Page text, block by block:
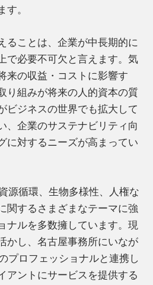
。
ることは、企業が中長期的に
で必要不可欠と言えます。気
来の収益・コストに影響す
り組みが将来の人的資本の質
ビジネスの世界でも拡大して
、企業のサステナビリティ向
に対するニーズが高まってい
源循環、生物多様性、人権な
関するさまざまなテーマに強
ナルを多数擁しています。現
かし、名古屋事務所にいなが
プロフェッショナルと連携し
アントにサービスを提供する